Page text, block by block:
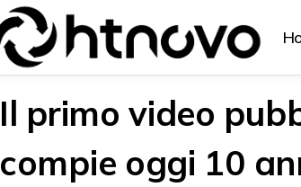
{{POSTS[0].LABEL}}
{{POSTS[0].LABEL}}
Il primo video
compie oggi 10